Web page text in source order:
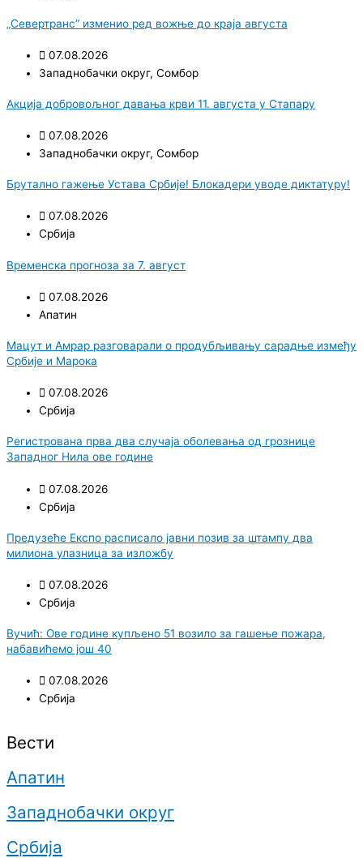
„Севертранс“ изменио ред вожње до краја августа
07.08.2026
Западнобачки округ, Сомбор
Акција добровољног давања крви 11. августа у Стапару
07.08.2026
Западнобачки округ, Сомбор
Брутално гажење Устава Србије! Блокадери уводе диктатуру!
07.08.2026
Србија
Временска прогноза за 7. август
07.08.2026
Апатин
Мацут и Амрар разговарали о продубљивању сарадње између
Србије и Марока
07.08.2026
Србија
Регистрована прва два случаја оболевања од грознице
Западног Нила ове године
07.08.2026
Србија
Предузеће Експо расписало јавни позив за штампу два
милиона улазница за изложбу
07.08.2026
Србија
Вучић: Ове године купљено 51 возило за гашење пожара,
набавићемо још 40
07.08.2026
Србија
Вести
Апатин
Западнобачки округ
Србија